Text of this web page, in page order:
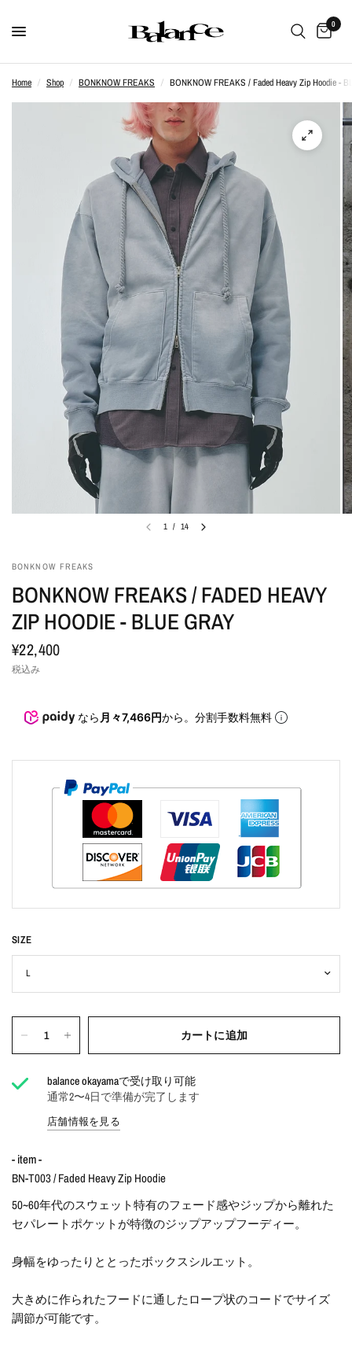
0
Home / Shop / BONKNOW FREAKS / BONKNOW FREAKS / Faded Heavy Zip Hoodie -
1 / 14
BONKNOW FREAKS
BONKNOW FREAKS / FADED HEAVY
ZIP HOODIE - BLUE GRAY
¥22,400
税込み
なら 月々7,466円から。分割手数料無料
SIZE
カートに追加
balance okayamaで受け取り可能
通常2〜4日で準備が完了します
店舗情報を見る
- item -
BN-T003 / Faded Heavy Zip Hoodie
50~60年代のスウェット特有のフェード感やジップから離れた
セパレートポケットが特徴のジップアップフーディー。
身幅をゆったりととったボックスシルエット。
大きめに作られたフードに通したロープ状のコードでサイズ
調節が可能です。